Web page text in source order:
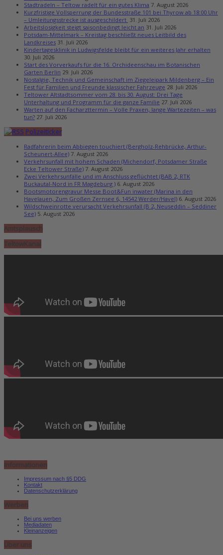
Stadtradeln – Teltow radelt für ein gutes Klima 7. August 2026
Kurzfristige Vollsperrung der Bundesstraße 101 bei Thyrow ab 18:00 Uhr
– Umleitungsstrecke ist ausgeschildert 31. Juli 2026
Arbeitslosigkeit steigt saisonbedingt leicht an 31. Juli 2026
Potsdam-Mittelmark – Kreistag beschließt neues Leitbild des
Landkreises 31. Juli 2026
Kindertagesklinik in Ludwigsfelde bleibt für ein weiteres Jahr erhalten
30. Juli 2026
Start des Vorverkaufs für die 16. Orchideenschau im Botanischen
Garten Berlin 29. Juli 2026
Nostalgie, Technik und Gemeinschaft im Ziegeleipark Mildenberg – Ein
Fest für Familien und Freunde klassischer Fahrzeuge 28. Juli 2026
Teltower Altstadtsommer vom 28. bis 30. August: Drei Tage
Unterhaltung und Programm für die ganze Familie 27. Juli 2026
Warten auf den Facharzttermin – Volle Praxen, lange Wartezeiten – was
tun? 27. Juli 2026
Polizeiticker
Radfahrerin beim Abbiegen touchiert (Bergholz-Rehbrücke, Arthur-
Scheunert-Allee) 7. August 2026
Verkehrsunfall mit hohem Schaden (Michendorf, Potsdamer Straße
Ecke Teltower Straße) 7. August 2026
Zwei Verkehrsunfälle und im Anschluss geflüchtet (BAB 2, RTK
Buckautal-Nord in FR Magdeburg ) 6. August 2026
Bootsmotorengravur Messe Boot&Fun inwater (Marina in den
Havelauen, Zum Großen Zernsee 6, 14542 Werder/Havel) 6. August 2026
Wildschweinrotte verursacht Verkehrsunfall (B 2, Neuseddin – Seddiner
See) 5. August 2026
Amtsplausch
TeltowKanal
Informationen
Impressum nach §5 DDG
Kontakt
Datenschutzerklärung
Werben
Bei uns werben
Mediadaten
Kleinanzeigen
Über uns